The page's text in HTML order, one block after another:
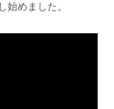
始めました。